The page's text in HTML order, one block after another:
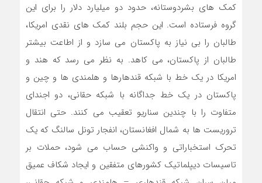
کمک های بشردوستانه، حدود دو میلیارد دلار را برای این
گروه فرستاده است. این حجم بلند کمک های نقدی امریکا،
طالبان را بی نیاز به پاکستان می سازد و از اطاعت بیشتر
طالبان از پاکستان، می کاهد. به نظر می رسد که هند و
امریکا در یک خط با شبکه قندهارها و هلمندی ها و چین و
پاکستان در یک خط جداگانه با شبکه حقانی، دو اجندای
متفاوت را با چندین سناریو تعقیب می کنند. حتی انتقال
تروریست ها به شمال افغانستان، انفجار تونل سالنگ که یک
تحرک استخباراتی و واکنشی حساب می شود، حملات بر
تاسیسات دیپلماتیک کشورهای متفقین و ایجاد شکاف عمیق